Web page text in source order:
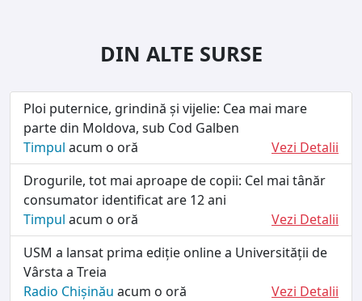
DIN ALTE SURSE
Ploi puternice, grindină și vijelie: Cea mai mare
parte din Moldova, sub Cod Galben
Timpul acum o oră
Vezi Detalii
Drogurile, tot mai aproape de copii: Cel mai tânăr
consumator identificat are 12 ani
Timpul acum o oră
Vezi Detalii
USM a lansat prima ediție online a Universității de
Vârsta a Treia
Radio Chișinău acum o oră
Vezi Detalii